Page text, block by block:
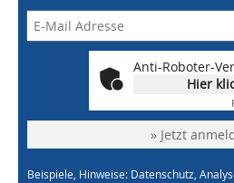
Anti-Roboter-
Hier
» Jetzt
Beispiele, Hinweise: Datenschutz,